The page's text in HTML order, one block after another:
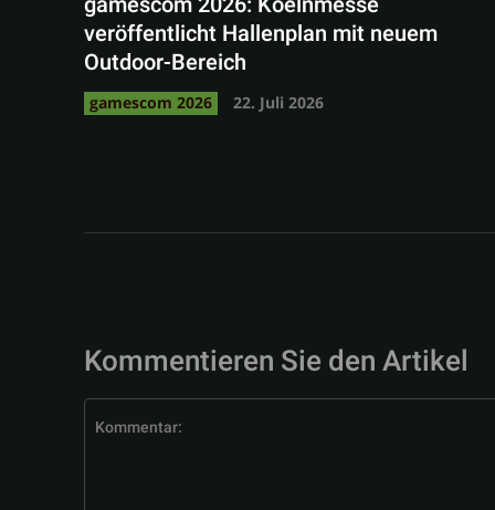
veröffentlicht Hallenplan mit neuem
Outdoor-Bereich
gamescom 2026 22. Juli 2026
Kommentieren Sie den Artikel